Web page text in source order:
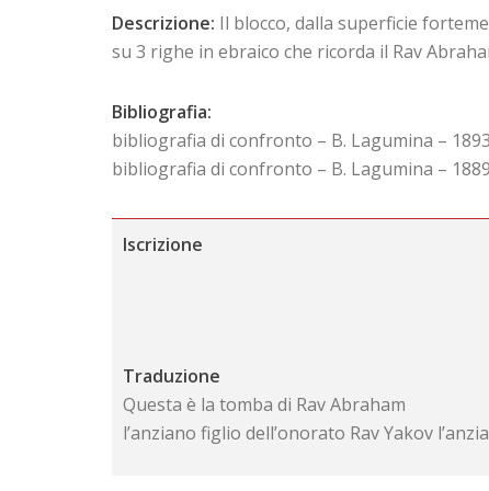
Descrizione: Il blocco, dalla superficie
su 3 righe in ebraico che ricorda il Rav
Bibliografia:
bibliografia di confronto – B. Lagumina –
bibliografia di confronto – B. Lagumina –
Iscrizione
Traduzione
Questa è la tomba di Rav Abraham
l’anziano figlio dell’onorato Rav Yakov